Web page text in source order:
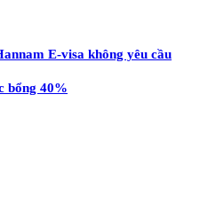
E-visa không yêu cầu
bổng 40%